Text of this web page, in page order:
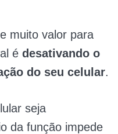
muito valor para
é desativando o
do seu celular.
seja
da função impede